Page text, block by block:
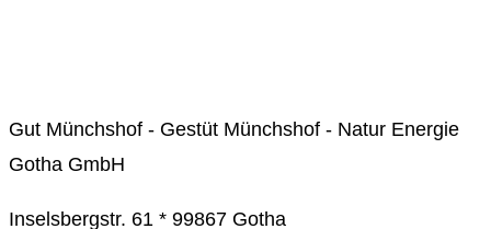
Gut Münchshof - Gestüt Münchshof - Natur Energie
Gotha GmbH
Inselsbergstr. 61 * 99867 Gotha